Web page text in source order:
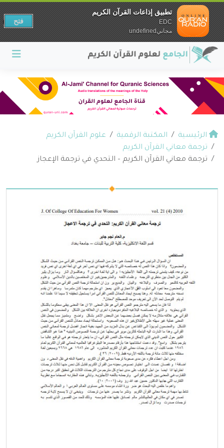
الرئيسية المكتبة الرقمية
علوم القرآن الكريم
ترجمة معاني القرآن الكريم
ترجمة معاني القرآن الكريم – التحدي في ترجمة الإعجاز
تطبيق إذاعات القرآن الكريم
EDC
مجانيundefined
فتح